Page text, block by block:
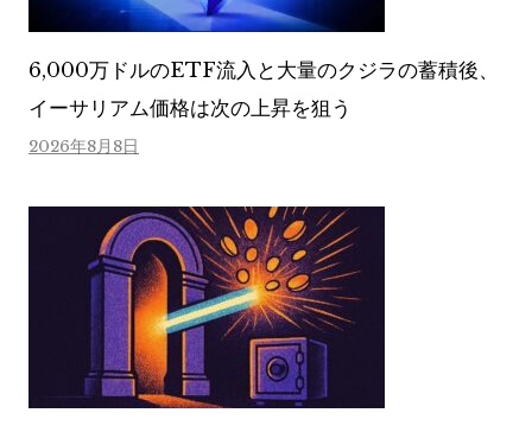
6,000万ドルのETF流入と大量のクジラの蓄積後、
イーサリアム価格は次の上昇を狙う
2026年8月8日